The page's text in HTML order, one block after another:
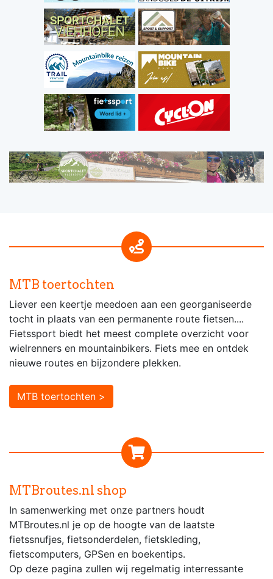
MTB toertochten
Liever een keertje meedoen aan een georganiseerde
tocht in plaats van een permanente route fietsen....
Fietssport biedt het meest complete overzicht voor
wielrenners en mountainbikers. Fiets mee en ontdek
nieuwe routes en bijzondere plekken.
MTB toertochten >
MTBroutes.nl shop
In samenwerking met onze partners houdt
MTBroutes.nl je op de hoogte van de laatste
fietssnufjes, fietsonderdelen, fietskleding,
fietscomputers, GPSen en boekentips.
Op deze pagina zullen wij regelmatig interressante